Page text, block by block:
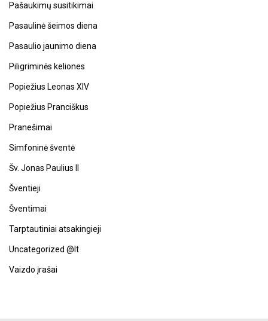
Pašaukimų susitikimai
Pasaulinė šeimos diena
Pasaulio jaunimo diena
Piligriminės keliones
Popiežius Leonas XIV
Popiežius Pranciškus
Pranešimai
Simfoninė šventė
Šv. Jonas Paulius II
Šventieji
Šventimai
Tarptautiniai atsakingieji
Uncategorized @lt
Vaizdo įrašai